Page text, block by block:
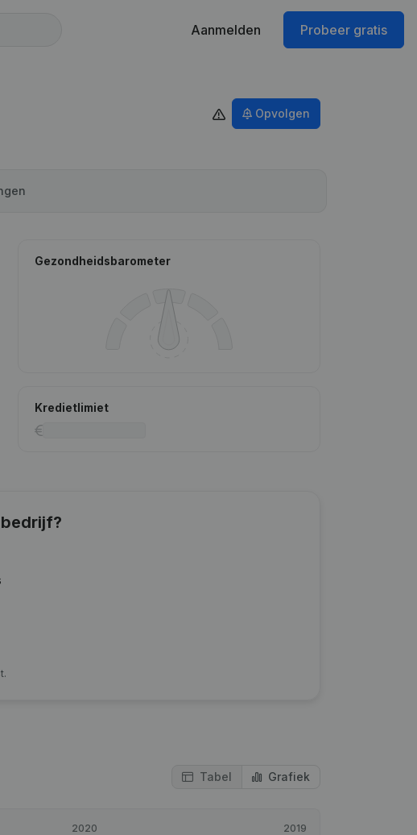
Aanmelden Probeer gratis
Opvolgen
Gezondheidsbarometer
Kredietlimiet
Tabel Grafiek
2020 2019